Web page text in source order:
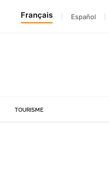
Français Español
TOURISME